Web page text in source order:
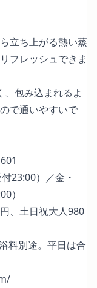
立ち上がる熱い蒸
フレッシュできま
、包み込まれるよ
で通いやすいで
23:00）／金・
）
、土日祝大人980
料別途。平日は合